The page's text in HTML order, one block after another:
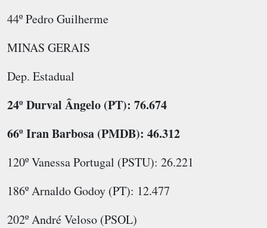
44º Pedro Guilherme
MINAS GERAIS
Dep. Estadual
24º Durval Ângelo (PT): 76.674
66º Iran Barbosa (PMDB): 46.312
120º Vanessa Portugal (PSTU): 26.221
186º Arnaldo Godoy (PT): 12.477
202º André Veloso (PSOL)